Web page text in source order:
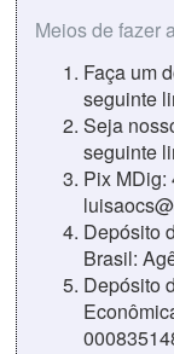
Meios de fazer
Faça um
seguinte
Seja
seguinte
Pix MDig:
Depósito
Brasil:
Depósito